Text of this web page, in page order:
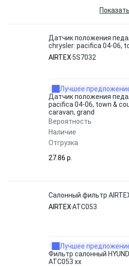
Датчик положения
chrysler: pacifica 04-06,
07 dodge: caravan, grand
AIRTEX 5S7032
Лучшее
Датчик положения
pacifica 04-06, town &
caravan, grand
Вероятность
Наличие
Отгрузка
27.86 p.
Салонный фильтр
AIRTEXATC053
Лучшее
Фильтр салонный
ATC053 xx